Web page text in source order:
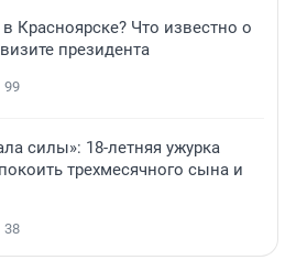
Красноярске? Что известно о
президента
99
силы»: 18-летняя ужурка
трехмесячного сына и
38